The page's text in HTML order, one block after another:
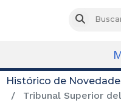
Buscar
Histórico de
Tribunal Superior